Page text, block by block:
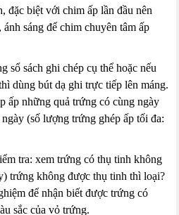
đặc biệt với chim ấp lần đầu nên
sáng để chim chuyên tâm ấp
sổ sách ghi chép cụ thể hoặc nếu
dùng bút dạ ghi trực tiếp lên máng.
ấp những quả trứng có cùng ngày
(số lượng trứng ghép ấp tối đa:
tra: xem trứng có thụ tinh không
trứng không được thụ tinh thì loại?
để nhận biết được trứng có
sắc của vỏ trứng.